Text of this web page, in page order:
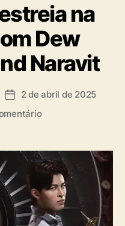
na
Dew
Naravit
D
d
p
b
2 de abril de 2025
e
L
e
p
D
a